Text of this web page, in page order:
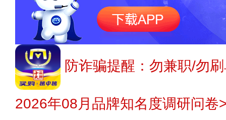
防诈骗提醒：勿兼职/勿
2026年08月品牌知名度调研问卷